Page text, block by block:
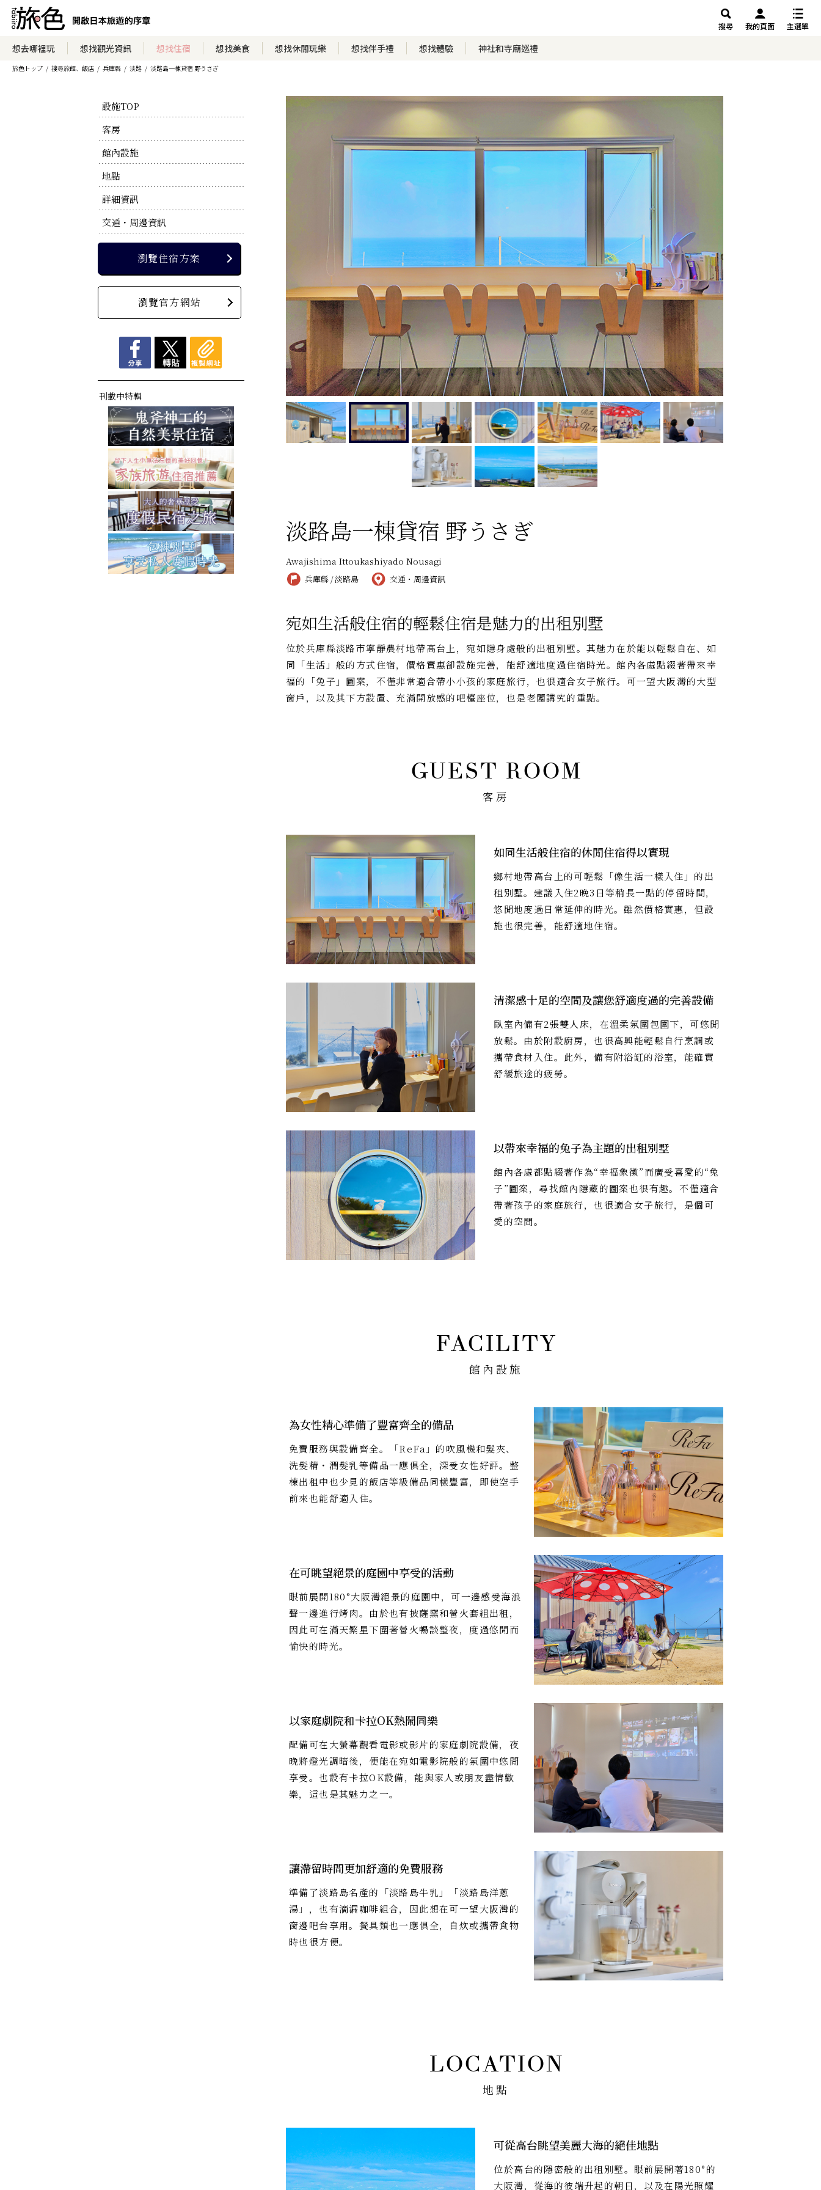
搜尋 我的頁面 主選單
想去哪裡玩 想找觀光資訊 想找住宿 想找美食 想找休閒玩樂 想找伴手禮 想找體驗 神社和寺廟巡禮
旅色トップ 搜尋旅館、飯店 兵庫縣 淡路 淡路島一棟貸宿 野うさぎ
設施TOP
客房
館內設施
地點
詳細資訊
交通・周邊資訊
瀏覽住宿方案
瀏覽官方網站
刊載中特輯
瀏覽住宿方案
瀏覽官方網站
淡路島一棟貸宿 野うさぎ
Awajishima Ittoukashiyado Nousagi
兵庫縣 / 淡路島 交通・周邊資訊
宛如生活般住宿的輕鬆住宿是魅力的出租別墅
位於兵庫縣淡路市寧靜農村地帶高台上，宛如隱身處般的出租別墅。其魅力在於能以輕鬆自在、如
同「生活」般的方式住宿，價格實惠卻設施完善，能舒適地度過住宿時光。館內各處點綴著帶來幸
福的「兔子」圖案，不僅非常適合帶小小孩的家庭旅行，也很適合女子旅行。可一望大阪灣的大型
窗戶，以及其下方設置、充滿開放感的吧檯座位，也是老闆講究的重點。
客房
如同生活般住宿的休閒住宿得以實現
鄉村地帶高台上的可輕鬆「像生活一樣入住」的出
租別墅。建議入住2晚3日等稍長一點的停留時間，
悠閒地度過日常延伸的時光。雖然價格實惠，但設
施也很完善，能舒適地住宿。
清潔感十足的空間及讓您舒適度過的完善設備
臥室內備有2張雙人床，在溫柔氛圍包圍下，可悠閒
放鬆。由於附設廚房，也很高興能輕鬆自行烹調或
攜帶食材入住。此外，備有附浴缸的浴室，能確實
舒緩旅途的疲勞。
以帶來幸福的兔子為主題的出租別墅
館內各處都點綴著作為“幸福象徵”而廣受喜愛的“兔
子”圖案，尋找館內隱藏的圖案也很有趣。不僅適合
帶著孩子的家庭旅行，也很適合女子旅行，是個可
愛的空間。
館內設施
為女性精心準備了豐富齊全的備品
免費服務與設備齊全。「ReFa」的吹風機和髮夾、
洗髮精・潤髮乳等備品一應俱全，深受女性好評。整
棟出租中也少見的飯店等級備品同樣豐富，即使空手
前來也能舒適入住。
在可眺望絕景的庭園中享受的活動
眼前展開180°大阪灣絕景的庭園中，可一邊感受海浪
聲一邊進行烤肉。由於也有披薩窯和營火套組出租，
因此可在滿天繁星下圍著營火暢談整夜，度過悠閒而
愉快的時光。
以家庭劇院和卡拉OK熱鬧同樂
配備可在大螢幕觀看電影或影片的家庭劇院設備，夜
晚將燈光調暗後，便能在宛如電影院般的氛圍中悠閒
享受。也設有卡拉OK設備，能與家人或朋友盡情歡
樂，這也是其魅力之一。
讓滯留時間更加舒適的免費服務
準備了淡路島名產的「淡路島牛乳」「淡路島洋蔥
湯」，也有滴漏咖啡組合，因此想在可一望大阪灣的
窗邊吧台享用。餐具類也一應俱全，自炊或攜帶食物
時也很方便。
地點
可從高台眺望美麗大海的絕佳地點
位於高台的隱密般的出租別墅。眼前展開著180°的
大阪灣，從海的彼端升起的朝日，以及在陽光照耀